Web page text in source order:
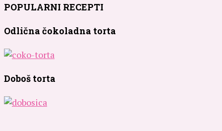
POPULARNI RECEPTI
Odlična čokoladna torta
Doboš torta